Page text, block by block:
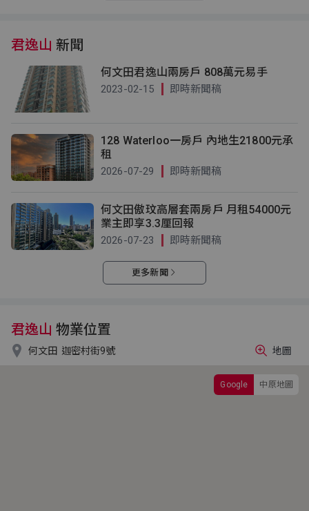
君逸山 新聞
何文田君逸山兩房戶 808萬元易手
2023-02-15 即時新聞稿
128 Waterloo一房戶 內地生21800元承
租
2026-07-29 即時新聞稿
何文田傲玟高層套兩房戶 月租54000元
業主即享3.3厘回報
2026-07-23 即時新聞稿
更多新聞
君逸山 物業位置
 何文田 迦密村街9號
Google 中原地圖
地圖